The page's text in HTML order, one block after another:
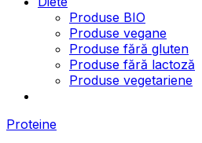
Produse BIO
Produse vegane
Produse fără gluten
Produse fără lactoză
Produse vegetariene
Proteine